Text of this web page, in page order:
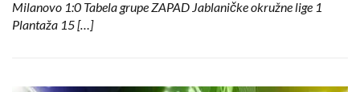
Milanovo 1:0 Tabela grupe ZAPAD Jablaničke okružne lige 1
Plantaža 15 […]